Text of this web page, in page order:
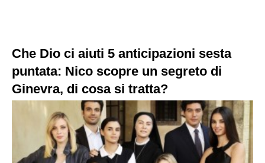
Che Dio ci aiuti 5 anticipazioni sesta
puntata: Nico scopre un segreto di
Ginevra, di cosa si tratta?